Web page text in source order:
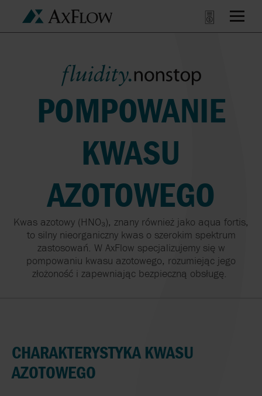
POMPOWANIE
KWASU
AZOTOWEGO
Kwas azotowy (HNO₃), znany również jako aqua fortis,
to silny nieorganiczny kwaso szerokim spektrum
zastosowań. W AxFlow specjalizujemy sięw
pompowaniu kwasu azotowego, rozumiejąc jego
złożoność i zapewniając bezpieczną obsługę.
CHARAKTERYSTYKA KWASU
AZOTOWEGO